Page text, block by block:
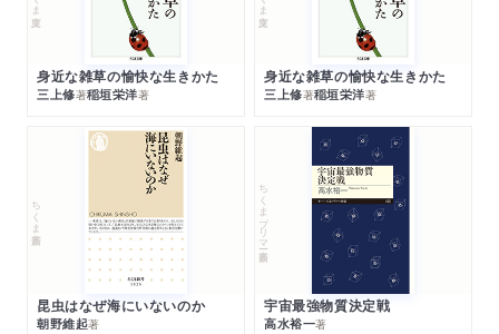
身近な雑草の愉快な生きかた
三上修著稲垣栄洋著
身近な雑草の愉快な生きかた
三上修著稲垣栄洋著
ちくま新書
昆虫はなぜ海にいないのか
朝野維起著
ちくまプリマー新書
宇宙最強物質決定戦
高水裕一著